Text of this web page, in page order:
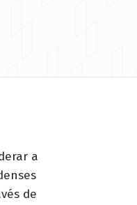
a
de